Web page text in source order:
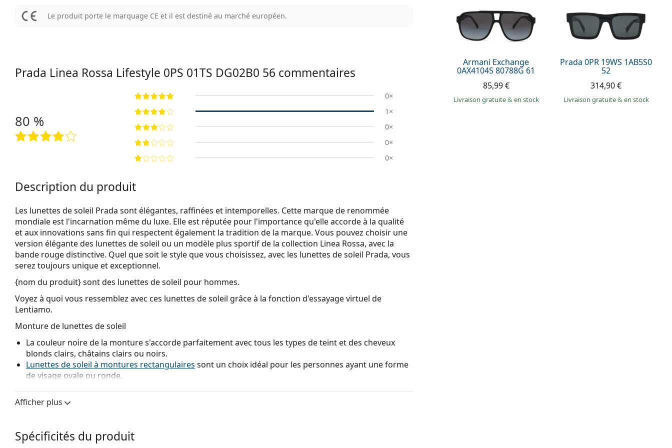
Le produit porte le marquage CE et il est destiné au marché européen.
Armani Exchange
0AX4104S 80788G 61
85,99 €
Livraison gratuite& en stock
Prada 0PR 19WS 1AB5S0
52
314,90 €
Livraison gratuite& en stock
Prada Linea Rossa Lifestyle 0PS 01TS DG02B0 56 commentaires
80 %
0×
1×
0×
0×
0×
Description du produit
Les lunettes de soleil Prada sont élégantes, raffinées et intemporelles. Cette marque de renommée
mondiale est l'incarnation même du luxe. Elle est réputée pour l'importance qu'elle accorde à la qualité
et aux innovations sans fin qui respectent également la tradition de la marque. Vous pouvez choisir une
version élégante des lunettes de soleil ou un modèle plus sportif de la collection Linea Rossa, avec la
bande rouge distinctive. Quel que soit le style que vous choisissez, avec les lunettes de soleil Prada, vous
serez toujours unique et exceptionnel.
{nom du produit}sont des lunettes de soleil pour hommes.
Voyez à quoi vous ressemblez avec ces lunettes de soleil grâce à la fonction d'essayage virtuel de
Lentiamo.
Monture de lunettes de soleil
La couleur noire de la monture s'accorde parfaitement avec tous les types de teint et des cheveux
blonds clairs, châtains clairs ou noirs.
Lunettes de soleil à montures rectangulaires sont un choix idéal pour les personnes ayant une forme
de visage ovale ou ronde.
grande durabilité, un port confortable et un look exceptionnel.
Les verres gris réduisent l'intensité de la lumière sans affecter le contraste ni déformer les couleurs.
Les verres sont en plastique, dont les avantages indéniables sont la légèreté et la résistance aux
Afficher plus
Spécificités du produit